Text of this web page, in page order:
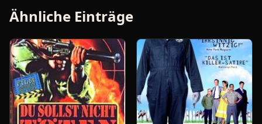
Ähnliche Einträge